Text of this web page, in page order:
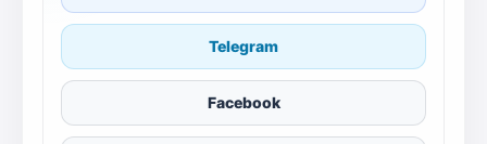
Telegram
Facebook